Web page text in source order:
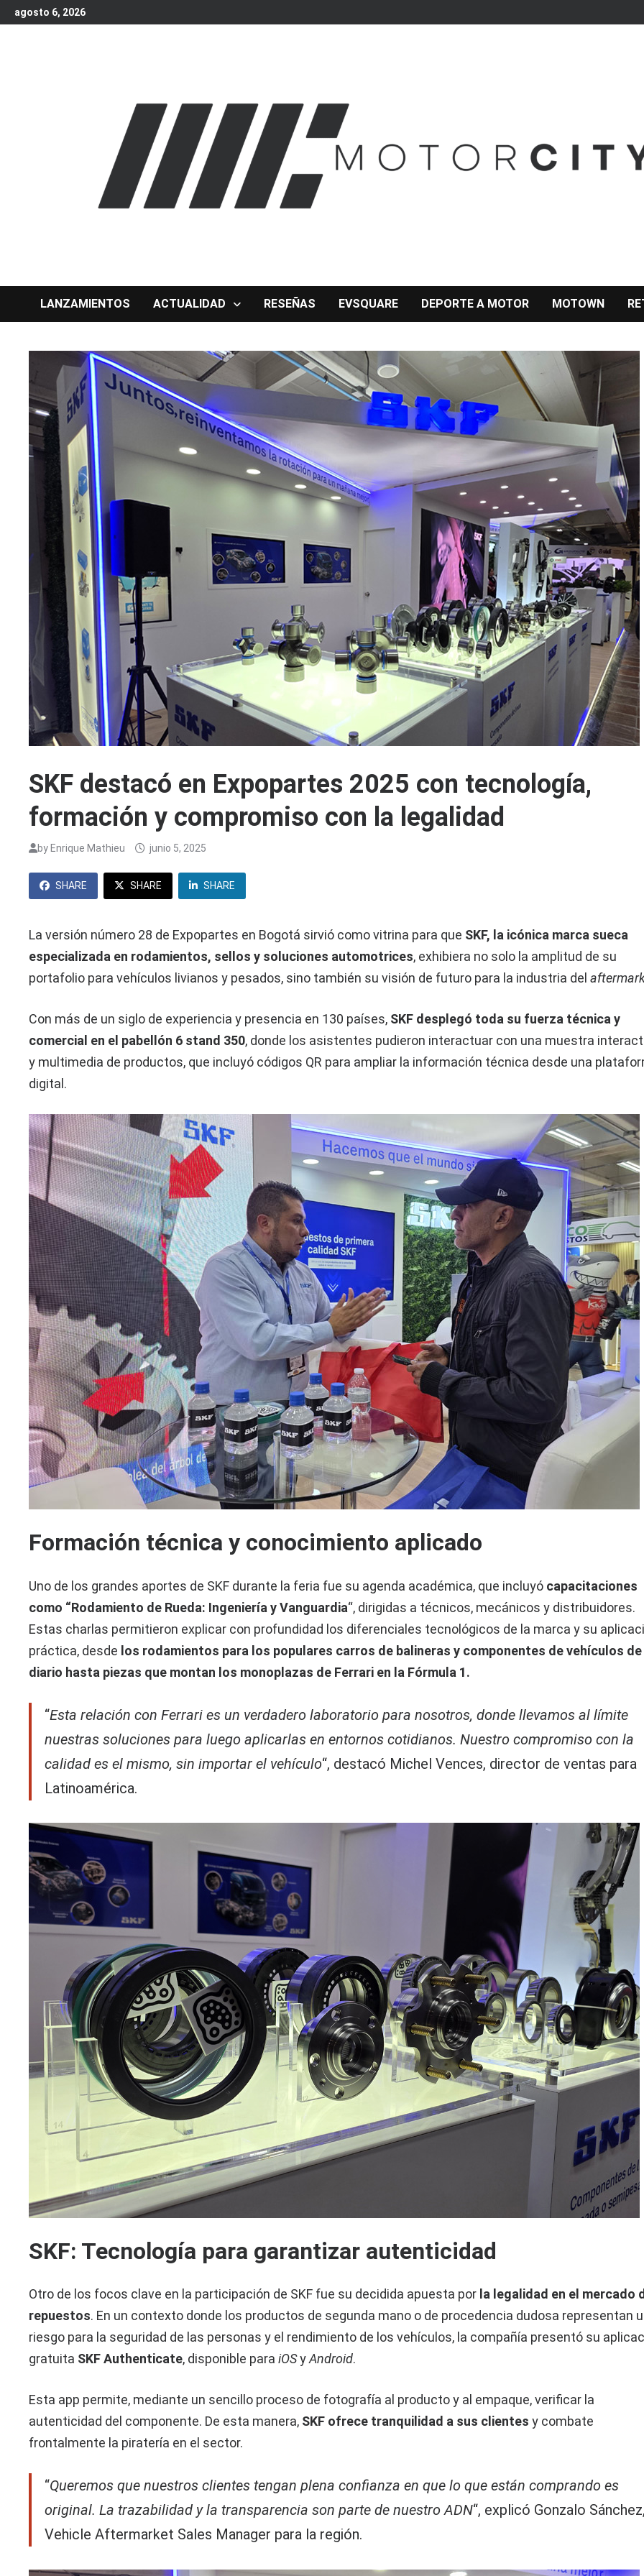
Skip
to
agosto 6, 2026
LANZAMIENTOS ACTUALIDAD RESEÑAS EVSQUARE DEPORTE A MOTOR MOTOWN
SKF destacó en Expopartes 2025 con tecnología,
formación y compromiso con la legalidad
by Enrique Mathieu junio 5, 2025
SHARE SHARE SHARE
La versión número 28 de Expopartes en Bogotá sirvió como vitrina para que SKF, la icónica marca sueca
especializada en rodamientos, sellos y soluciones automotrices, exhibiera no solo la amplitud de su
portafolio para vehículos livianos y pesados, sino también su visión de futuro para la industria del
Con más de un siglo de experiencia y presencia en 130 países, SKF desplegó toda su fuerza técnica y
comercial en el pabellón 6 stand 350, donde los asistentes pudieron interactuar con una muestra
y multimedia de productos, que incluyó códigos QR para ampliar la información técnica desde una
digital.
Formación técnica y conocimiento aplicado
Uno de los grandes aportes de SKF durante la feria fue su agenda académica, que incluyó capacitaciones
como “Rodamiento de Rueda: Ingeniería y Vanguardia“, dirigidas a técnicos, mecánicos y distribuidores.
Estas charlas permitieron explicar con profundidad los diferenciales tecnológicos de la marca y su
práctica, desde los rodamientos para los populares carros de balineras y componentes de vehículos de
diario hasta piezas que montan los monoplazas de Ferrari en la Fórmula 1.
“Esta relación con Ferrari es un verdadero laboratorio para nosotros, donde llevamos al límite
nuestras soluciones para luego aplicarlas en entornos cotidianos. Nuestro compromiso con la
calidad es el mismo, sin importar el vehículo“, destacó Michel Vences, director de ventas para
Latinoamérica.
SKF: Tecnología para garantizar autenticidad
Otro de los focos clave en la participación de SKF fue su decidida apuesta por la legalidad en el mercado
repuestos. En un contexto donde los productos de segunda mano o de procedencia dudosa representan
riesgo para la seguridad de las personas y el rendimiento de los vehículos, la compañía presentó su
gratuita SKF Authenticate, disponible paraiOSyAndroid.
Esta app permite, mediante un sencillo proceso de fotografía al producto y al empaque, verificar la
autenticidad del componente. De esta manera, SKF ofrece tranquilidad a sus clientes y combate
frontalmente la piratería en el sector.
“Queremos que nuestros clientes tengan plena confianza en que lo que están comprando es
original. La trazabilidad y la transparencia son parte de nuestro ADN“, explicó Gonzalo Sánchez,
Vehicle Aftermarket Sales Manager para la región.